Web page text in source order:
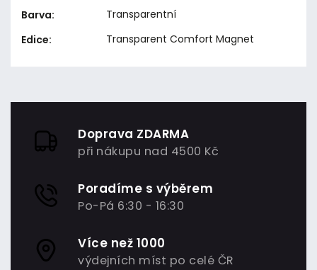
Barva:
Transparentní
Edice: Transparent Comfort Magnet
Doprava ZDARMA
při nákupu nad 4500 Kč
Poradíme s výběrem
Po-Pá 6:30 - 16:30
Více než 1000
výdejních míst po celé ČR